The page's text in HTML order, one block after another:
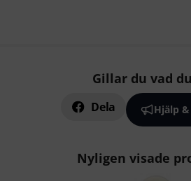
Gillar du vad
Dela Hjälp
Nyligen visade